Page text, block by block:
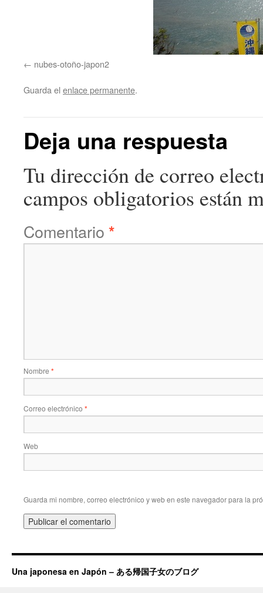
nubes-otoño-japon2
Guarda el enlace permanente.
Deja una respuesta
Tu dirección de correo
campos obligatorios están
Comentario *
Nombre *
Correo electrónico *
Web
Guarda mi nombre, correo electrónico y web en este navegador para la
Una japonesa en Japón – ある帰国子女のブログ